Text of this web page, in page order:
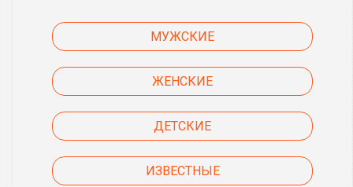
МУЖСКИЕ
ЖЕНСКИЕ
ДЕТСКИЕ
ИЗВЕСТНЫЕ